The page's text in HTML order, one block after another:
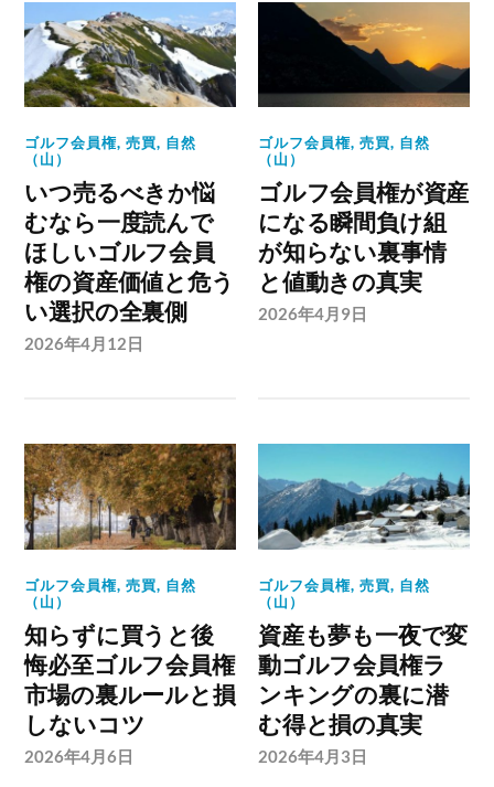
ゴルフ会員権,売買, 自然
（山）
いつ売るべきか悩
むなら一度読んで
ほしいゴルフ会員
権の資産価値と危う
い選択の全裏側
2026年4月12日
ゴルフ会員権,売買, 自然
（山）
ゴルフ会員権が資産
になる瞬間負け組
が知らない裏事情
と値動きの真実
2026年4月9日
ゴルフ会員権,売買, 自然
（山）
知らずに買うと後
悔必至ゴルフ会員権
市場の裏ルールと損
しないコツ
2026年4月6日
ゴルフ会員権,売買, 自然
（山）
資産も夢も一夜で変
動ゴルフ会員権ラ
ンキングの裏に潜
む得と損の真実
2026年4月3日